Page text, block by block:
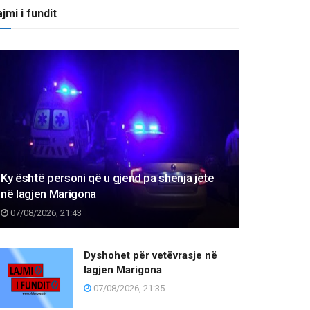
i fundit
Ky është personi që u gjend pa shenja jete
në lagjen Marigona
07/08/2026, 21:43
Dyshohet për vetëvrasje në
lagjen Marigona
07/08/2026, 21:35